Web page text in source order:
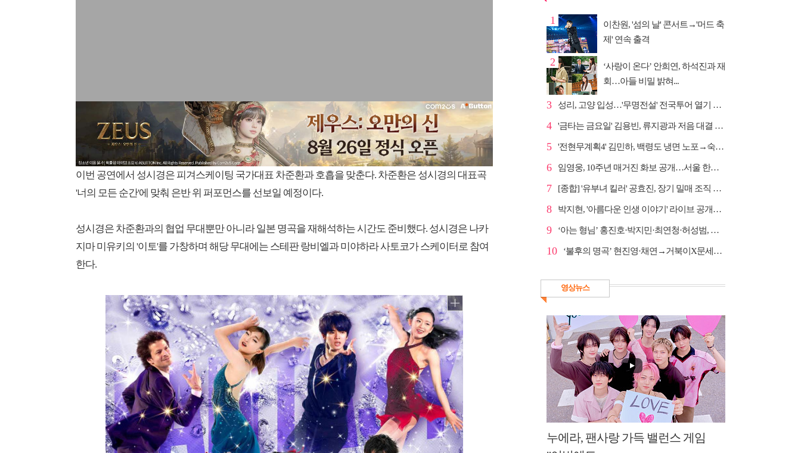
이번 공연에서 성시경은 피겨스케이팅 국가대표 차준환과 호흡을 맞춘다. 차준환은 성시경의 대표곡
'너의 모든 순간'에 맞춰 은반 위 퍼포먼스를 선보일 예정이다.
성시경은 차준환과의 협업 무대뿐만 아니라 일본 명곡을 재해석하는 시간도 준비했다. 성시경은 나카
지마 미유키의 '이토'를 가창하며 해당 무대에는 스테판 랑비엘과 미야하라 사토코가 스케이터로 참여
한다.
1
이찬원, '섬의 날' 콘서트→'머드 축
제' 연속 출격
2
‘사랑이 온다’ 안희연, 하석진과 재
회…아들 비밀 밝혀...
3 성리, 고양 입성…'무명전설' 전국투어 열기 지속
4 '금타는 금요일' 김용빈, 류지광과 저음 대결 승리
5 '전현무계획4' 김민하, 백령도 냉면 노포→숙성 광어초...
6 임영웅, 10주년 매거진 화보 공개…서울 한복판 대형 현...
7 [종합] '유부녀 킬러' 공효진, 장기 밀매 조직 소탕…4...
8 박지현, '아름다운 인생 이야기' 라이브 공개…감성 보...
9 ‘아는 형님’ 홍진호·박지민·최연청·허성범, 매운맛 토크
10 ‘불후의 명곡’ 현진영·채연→거북이X문세윤, 레전드 배틀
영상뉴스
누에라, 팬사랑 가득 밸런스 게임